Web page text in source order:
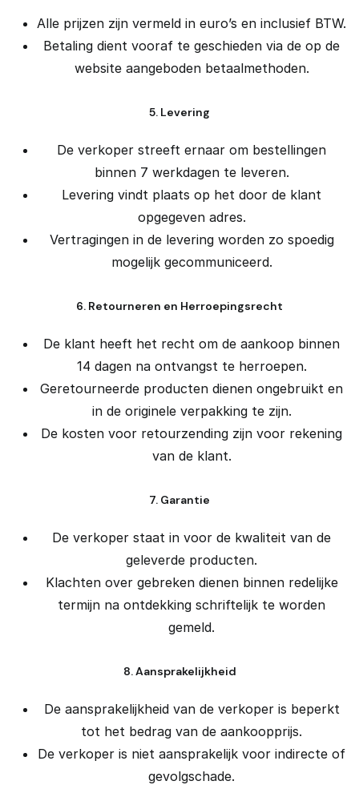
Alle prijzen zijn vermeld in euro’s en inclusief BTW.
Betaling dient vooraf te geschieden via de op de
website aangeboden betaalmethoden.
5. Levering
De verkoper streeft ernaar om bestellingen
binnen 7 werkdagen te leveren.
Levering vindt plaats op het door de klant
opgegeven adres.
Vertragingen in de levering worden zo spoedig
mogelijk gecommuniceerd.
6. Retourneren en Herroepingsrecht
De klant heeft het recht om de aankoop binnen
14 dagen na ontvangst te herroepen.
Geretourneerde producten dienen ongebruikt en
in de originele verpakking te zijn.
De kosten voor retourzending zijn voor rekening
van de klant.
7. Garantie
De verkoper staat in voor de kwaliteit van de
geleverde producten.
Klachten over gebreken dienen binnen redelijke
termijn na ontdekking schriftelijk te worden
gemeld.
8. Aansprakelijkheid
De aansprakelijkheid van de verkoper is beperkt
tot het bedrag van de aankoopprijs.
De verkoper is niet aansprakelijk voor indirecte of
gevolgschade.